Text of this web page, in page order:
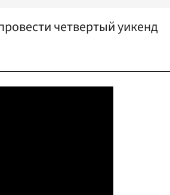
четвертый уикенд